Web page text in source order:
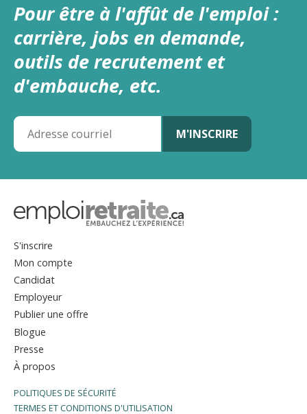
Pour être à l'affût de l'emploi :
carrière, jobs en demande,
outils de recrutement et
d'embauche, etc.
S'inscrire
Mon compte
Candidat
Employeur
Publier une offre
Blogue
Presse
À propos
POLITIQUES DE SÉCURITÉ
TERMES ET CONDITIONS D'UTILISATION